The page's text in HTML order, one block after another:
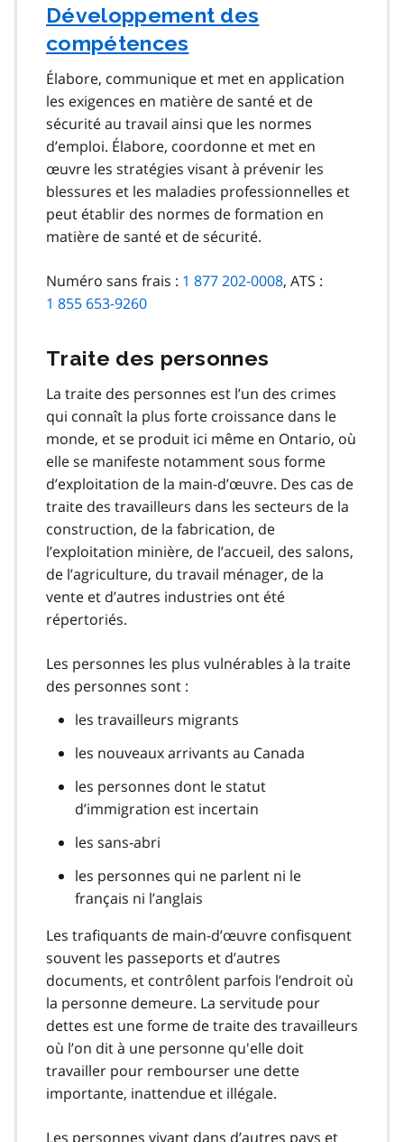
Développement des
compétences
Élabore, communique et met en application
les exigences en matière de santé et de
sécurité au travail ainsi que les normes
d’emploi. Élabore, coordonne et met en
œuvre les stratégies visant à prévenir les
blessures et les maladies professionnelles et
peut établir des normes de formation en
matière de santé et de sécurité.
Numéro sans frais : 1 877 202-0008, ATS :
1 855 653-9260
Traite des personnes
La traite des personnes est l’un des crimes
qui connaît la plus forte croissance dans le
monde, et se produit ici même en Ontario, où
elle se manifeste notamment sous forme
d’exploitation de la main-d’œuvre. Des cas de
traite des travailleurs dans les secteurs de la
construction, de la fabrication, de
l’exploitation minière, de l’accueil, des salons,
de l’agriculture, du travail ménager, de la
vente et d’autres industries ont été
répertoriés.
Les personnes les plus vulnérables à la traite
des personnes sont :
les travailleurs migrants
les nouveaux arrivants au Canada
les personnes dont le statut
d’immigration est incertain
les sans-abri
les personnes qui ne parlent ni le
français ni l’anglais
Les trafiquants de main-d’œuvre confisquent
souvent les passeports et d’autres
documents, et contrôlent parfois l’endroit où
la personne demeure. La servitude pour
dettes est une forme de traite des travailleurs
où l’on dit à une personne qu'elle doit
travailler pour rembourser une dette
importante, inattendue et illégale.
Les personnes vivant dans d’autres pays et